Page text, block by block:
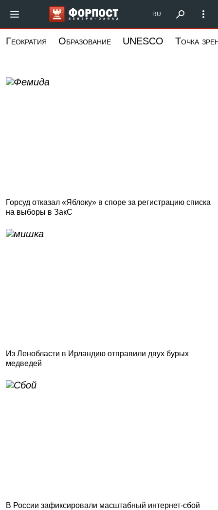
основному
Форпост Северо-
RU
Геократия Образование UNESCO Точка
Горсуд отказал «Яблоку» в споре за регистрацию списка
на выборы в ЗакС
Из Ленобласти в Ирландию отправили двух бурых
медведей
В России зафиксировали масштабный интернет-сбой